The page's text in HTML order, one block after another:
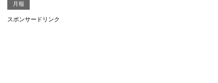
月報
スポンサードリンク